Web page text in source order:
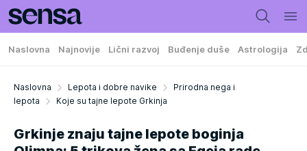
Naslovna Najnovije Lični razvoj Buđenje duše Astrologija
Naslovna Lepota i dobre navike
Prirodna nega i
lepota
Koje su tajne lepote Grkinja
Grkinje znaju tajne lepote boginja